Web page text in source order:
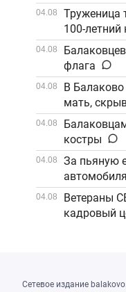
04.08
Труженица
100-летний
04.08
флага
04.08
В
мать,
04.08
костры
04.08
За пьяную
автомобиля
04.08
Ветераны
кадровый
Сетевое издание